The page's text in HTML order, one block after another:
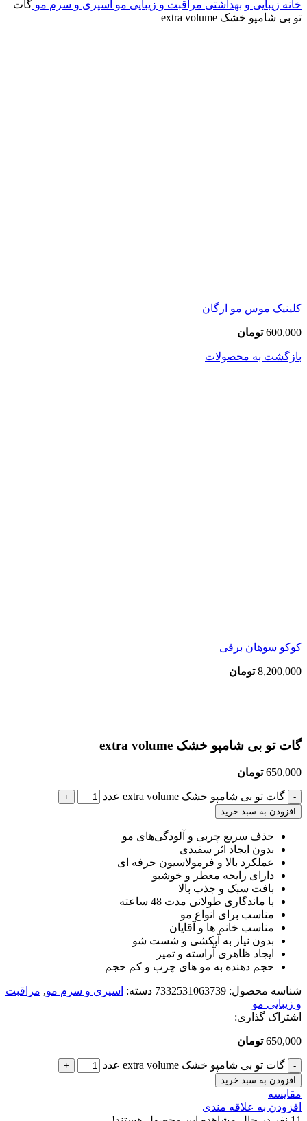
خانه زیبایی و بهداشتی مراقبت و زیبایی مو اسپری و سرم مو گات
تو بی شامپو خشک extra volume
کلینیک موس مو ارگان
600,000 تومان
بازگشت به محصولات
کوکو سوهان برقی
8,200,000 تومان
گات تو بی شامپو خشک extra volume
650,000 تومان
گات تو بی شامپو خشک extra volume عدد
افزودن به سبد خرید
حذف سریع چربی و آلودگی‌های مو
بدون ایجاد اثر سفیدی
عملکرد بالا و فرمولاسیون حرفه ای
دارای رایحه معطر و خوشبو
بافت سبک و جذب بالا
با ماندگاری طولانی مدت 48 ساعته
مناسب برای انواع مو
مناسب خانم ها و آقایان
بدون نیاز به آبکشی و شست شو
ایجاد ظاهری آٰراسته و تمیز
حجم دهنده به مو های چرب و کم حجم
شناسه محصول: 7332531063739 دسته: اسپری و سرم مو, مراقبت
و زیبایی مو
اشتراک گذاری:
650,000 تومان
گات تو بی شامپو خشک extra volume عدد
افزودن به سبد خرید
مقایسه
افزودن به علاقه مندی